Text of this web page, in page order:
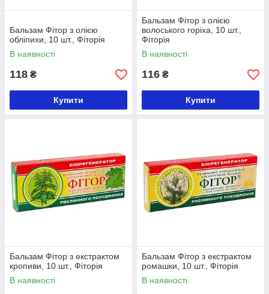
Бальзам Фітор з олією
обліпихи, 10 шт., Фіторія
В наявності
118 ₴
Купити
Бальзам Фітор з олією
волоського горіха, 10 шт.,
Фіторія
В наявності
116 ₴
Купити
Бальзам Фітор з екстрактом
кропиви, 10 шт., Фіторія
В наявності
Бальзам Фітор з екстрактом
ромашки, 10 шт., Фіторія
В наявності